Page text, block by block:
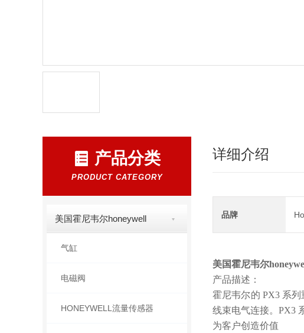
产品分类
PRODUCT CATEGORY
美国霍尼韦尔honeywell
气缸
电磁阀
HONEYWELL流量传感器
详细介绍
品牌
美国霍尼韦尔
产品描述：
霍尼韦尔的 PX3 系
线束电气连接。PX3
为客户创造价值